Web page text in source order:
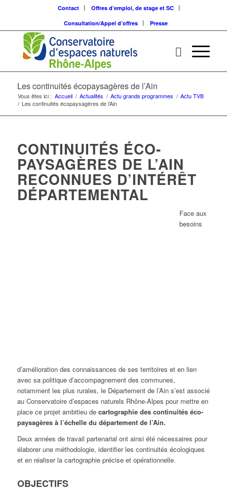
Contact
Offres d’emploi, de stage et SC
Consultation/Appel d’offres
Presse
Les continuités écopaysagères de l’Ain
Vous êtes ici : Accueil / Actualités / Actu grands programmes / Actu TVB
/ Les continuités écopaysagères de l’Ain
CONTINUITÉS ÉCO-
PAYSAGÈRES DE L’AIN
RECONNUES D’INTÉRÊT
DÉPARTEMENTAL
Face aux
besoins
d’amélioration des connaissances de ses territoires et en lien
avec sa politique d’accompagnement des communes,
notamment les plus rurales, le Département de l’Ain s’est associé
au Conservatoire d’espaces naturels Rhône-Alpes pour mettre en
place ce projet ambitieu de cartographie des continuités éco-
paysagères à l’échelle du département de l’Ain.
Deux années de travail partenarial ont ainsi été nécessaires pour
élaborer une méthodologie, identifier les continuités écologiques
et en réaliser la cartographie précise et opérationnelle.
OBJECTIFS